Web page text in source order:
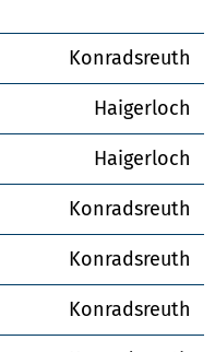
Konradsreuth
Haigerloch
Haigerloch
Konradsreuth
Konradsreuth
Konradsreuth